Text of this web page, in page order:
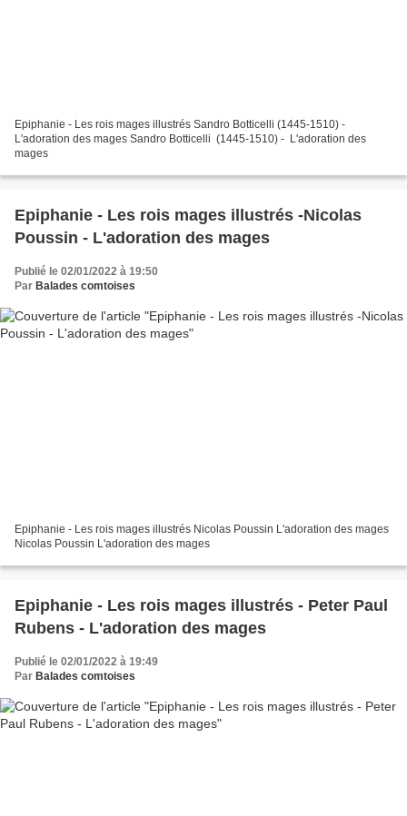
Epiphanie - Les rois mages illustrés Sandro Botticelli (1445-1510) -
L'adoration des mages Sandro Botticelli (1445-1510) - L'adoration des
mages
Epiphanie - Les rois mages illustrés -Nicolas
Poussin - L'adoration des mages
Publié le 02/01/2022 à 19:50
Par Balades comtoises
Epiphanie - Les rois mages illustrés Nicolas Poussin L'adoration des mages
Nicolas Poussin L'adoration des mages
Epiphanie - Les rois mages illustrés - Peter Paul
Rubens - L'adoration des mages
Publié le 02/01/2022 à 19:49
Par Balades comtoises